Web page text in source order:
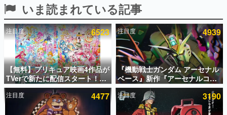
ピックアップ
電ファミのいま読まれている記事ランキング
アプリセール情報
インタビュー
連載・特集一覧
いま読まれている記事
注目度 6523
【無料】プリキュア映画4作品が
TVerで新たに配信スタート！な
んと2018年～2024年の映画ほぼ
すべてが見放題に、ぶっちゃけ
ありえないラインナップ
注目度 4939
『機動戦士ガンダム アーセナル
ベース』新作『アーセナルコマ
ンダー』発表！8月28日からオ
ープンベータテスト開催、2027
年2月下旬に稼働予定
注目度 4477 注目度 3190